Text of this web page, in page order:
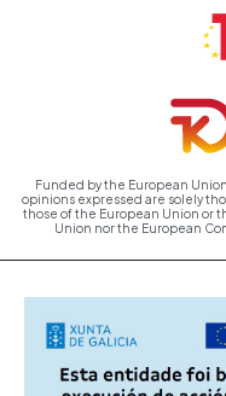
Funded by the European
opinions expressed are solely
those of the European Union or
Union nor the European